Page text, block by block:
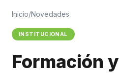
Galería de Ptes.
Horario de Colectivos
Inicio/Novedades
INSTITUCIONAL
Formación y